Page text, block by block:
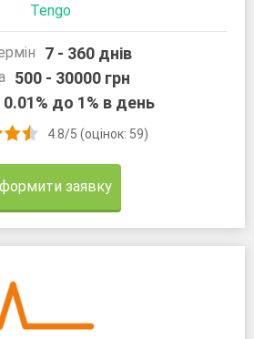
Tengo
7 - 360 днів
500 - 30000 грн
0.01% до 1% в день
4.8/5 (оцінок: 59)
заявку